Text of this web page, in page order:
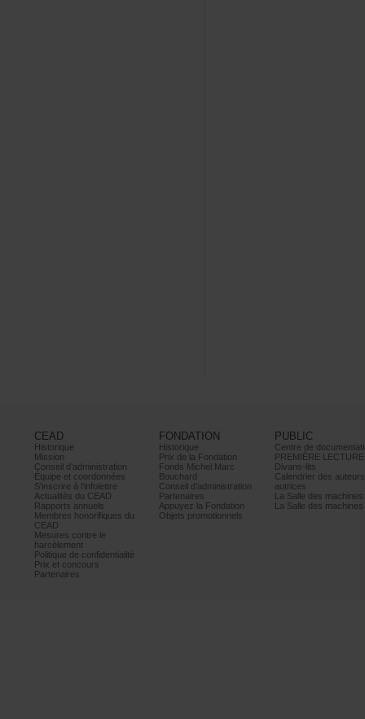
CEAD
Historique
Mission
Conseild’administration
Équipeetcoordonnées
S’inscrireàl’infolettre
ActualitésduCEAD
Rapportsannuels
Membreshonorifiquesdu
CEAD
Mesurescontrele
harcèlement
Politiquedeconfidentialité
Prixetconcours
Partenaires
FONDATION
Historique
PrixdelaFondation
FondsMichelMarc
Bouchard
Conseild’administration
Partenaires
AppuyezlaFondation
Objetspromotionnels
PUBLIC
PREMIÈRELECTURE
Divans-lits
autrices